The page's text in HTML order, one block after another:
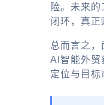
险。未来
闭环，真正
总而言之
AI智能外贸
定位与目标